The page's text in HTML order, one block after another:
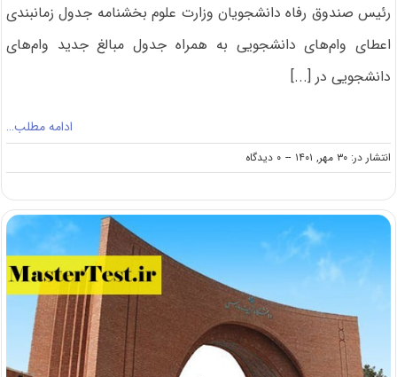
رئیس صندوق رفاه دانشجویان وزارت علوم بخشنامه جدول زمانبندی
اعطای وام‌های دانشجویی به همراه جدول مبالغ جدید وام‌های
دانشجویی در [...]
ادامه مطلب…
انتشار در: ۳۰ مهر, ۱۴۰۱ -- ۰ دیدگاه
on
اعلام
وام‌های
۱۴۰۱-۱۴۰۲